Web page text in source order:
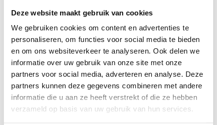
Deze website maakt gebruik van cookies
We gebruiken cookies om content en advertenties te
personaliseren, om functies voor social media te bieden
en om ons websiteverkeer te analyseren. Ook delen we
informatie over uw gebruik van onze site met onze
partners voor social media, adverteren en analyse. Deze
partners kunnen deze gegevens combineren met andere
informatie die u aan ze heeft verstrekt of die ze hebben
verzameld op basis van uw gebruik van hun services.
Boogiemen bij
Betty and the Boogiemen
brengen een muzikaal
eerbetoon aan het
legendarische album Mingus
van Joni Mitchell en Charles
Mingus. Verwacht een sfeervolle
avond vol jazz, poëzie,
Lees verder
Van
zaterdag
Kunstgetij
verhalen,
kunst en
Zee.
Lees